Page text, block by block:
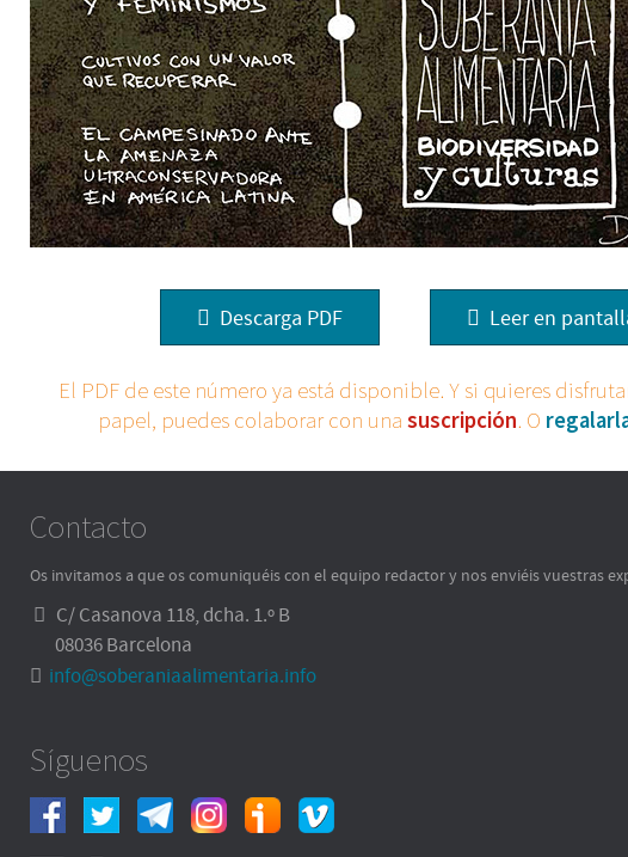
Descarga PDF Leer en
El PDF de este número ya está disponible. Y si quieres
papel, puedes colaborar con una suscripción. O
Contacto
Os invitamos a que os comuniquéis con el equipo redactor y nos enviéis vuestras
C/ Casanova 118, dcha. 1.º B
08036 Barcelona
info@soberaniaalimentaria.info
Síguenos